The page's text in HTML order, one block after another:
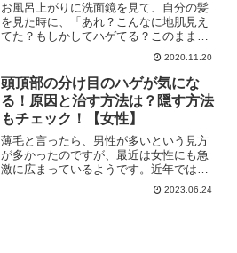
お風呂上がりに洗面鏡を見て、自分の髪
を見た時に、「あれ？こんなに地肌見え
てた？もしかしてハゲてる？このまま進
行していたらどうしよう！」と不安でし
かたがないですね。頭部全体の髪の毛が
薄くなったり、地肌が透けて見えたりし
ている場合、「びまん性脱...
2020.11.20
頭頂部の分け目のハゲが気にな
る！原因と治す方法は？隠す方法
もチェック！【女性】
薄毛と言ったら、男性が多いという見方
が多かったのですが、最近は女性にも急
激に広まっているようです。近年では女
性の約10人に1人が薄毛に悩まされている
とも言われています。特に女性の場合、
2023.06.24